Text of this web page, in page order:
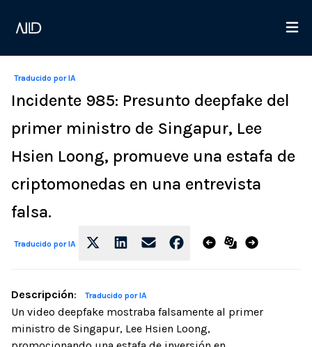
Traducido por IA
Incidente 985: Presunto deepfake del
primer ministro de Singapur, Lee
Hsien Loong, promueve una estafa de
criptomonedas en una entrevista
falsa.
Traducido por IA
Descripción: Traducido por IA
Un video deepfake mostraba falsamente al primer
ministro de Singapur, Lee Hsien Loong,